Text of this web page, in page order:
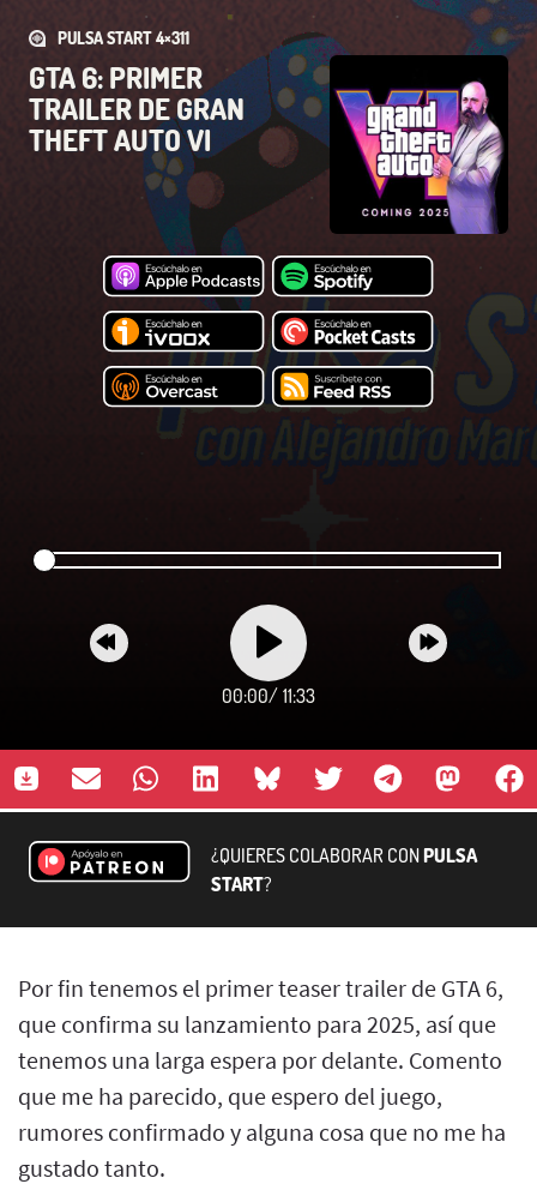
PULSA START 4×311
GTA 6: PRIMER
TRAILER DE GRAN
THEFT AUTO VI
00:00/ 11:33
¿QUIERES COLABORAR CONPULSA
START?
Por fin tenemos el primer teaser trailer de GTA 6,
que confirma su lanzamiento para 2025, así que
tenemos una larga espera por delante. Comento
que me ha parecido, que espero del juego,
rumores confirmado y alguna cosa que no me ha
gustado tanto.